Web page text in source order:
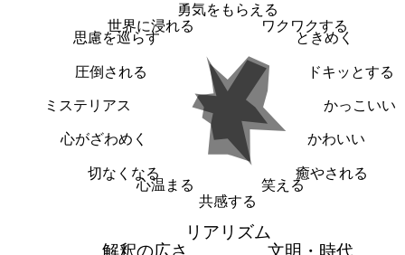
勇気をもらえる
ワクワクする
ときめく
ドキッとする
かっこいい
かわいい
癒やされる
笑える
共感する
心温まる
切なくなる
心がざわめく
ミステリアス
圧倒される
思慮を巡らす
世界に浸れる
リアリズム